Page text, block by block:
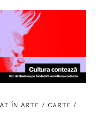
ÎNARTE / CARTE /